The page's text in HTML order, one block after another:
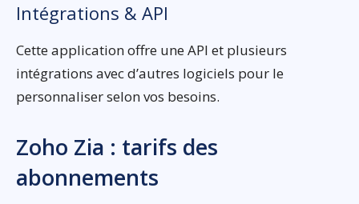
Intégrations & API
Cette application offre une API et plusieurs
intégrations avec d’autres logiciels pour le
personnaliser selon vos besoins.
Zoho Zia : tarifs des
abonnements